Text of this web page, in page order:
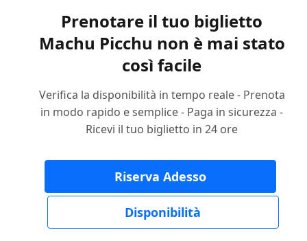
Prenotare il tuo biglietto
Machu Picchu non è mai stato
così facile
Verifica la disponibilità in tempo reale - Prenota
in modo rapido e semplice - Paga in sicurezza -
Ricevi il tuo biglietto in 24 ore
Riserva Adesso
Disponibilità